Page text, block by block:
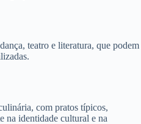
teatro e literatura, que podem
com pratos típicos,
na identidade cultural e na